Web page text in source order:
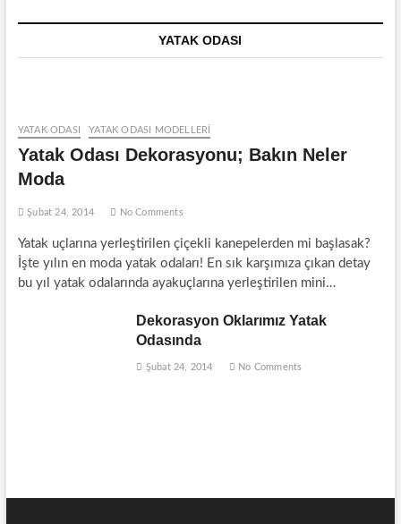
YATAK ODASI
YATAK ODASI YATAK ODASI MODELLERI
Yatak Odası Dekorasyonu; Bakın Neler
Moda
Şubat 24, 2014 No Comments
Yatak uçlarına yerleştirilen çiçekli kanepelerden mi başlasak?
İşte yılın en moda yatak odaları! En sık karşımıza çıkan detay
bu yıl yatak odalarında ayakuçlarına yerleştirilen mini…
Dekorasyon Oklarımız Yatak
Odasında
Şubat 24, 2014 No Comments